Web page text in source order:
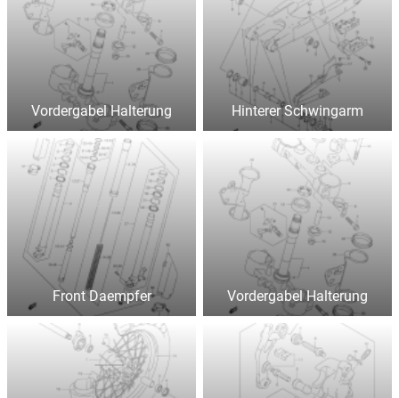
Vordergabel Halterung Hinterer Schwingarm
Front Daempfer Vordergabel Halterung